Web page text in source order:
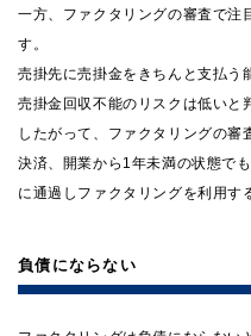
一方、ファクタリングの審査で注
す。
売掛先に売掛金をきちんと支払う
売掛金回収不能のリスクは低いと
したがって、ファクタリングの
決済、開業から1年未満の状態で
に通過しファクタリングを利用す
負債にならない